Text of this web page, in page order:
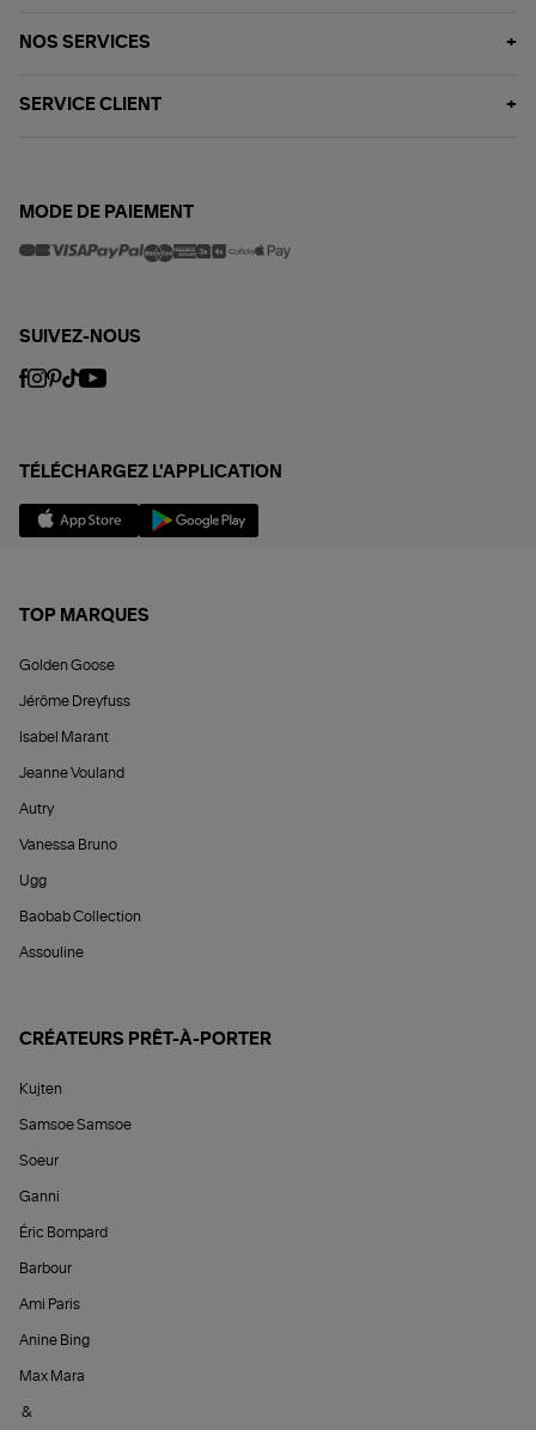
NOS SERVICES
SERVICE CLIENT
MODE DE PAIEMENT
SUIVEZ-NOUS
TÉLÉCHARGEZ L'APPLICATION
TOP MARQUES
Golden Goose
Jérôme Dreyfuss
Isabel Marant
Jeanne Vouland
Autry
Vanessa Bruno
Ugg
Baobab Collection
Assouline
CRÉATEURS PRÊT-À-PORTER
Kujten
Samsoe Samsoe
Soeur
Ganni
Éric Bompard
Barbour
Ami Paris
Anine Bing
Max Mara
&